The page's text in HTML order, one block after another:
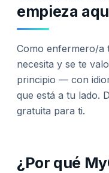
empieza
Como enfermero/a
necesita y se te
principio — con
que está a tu lado.
gratuita para ti.
¿Por qué